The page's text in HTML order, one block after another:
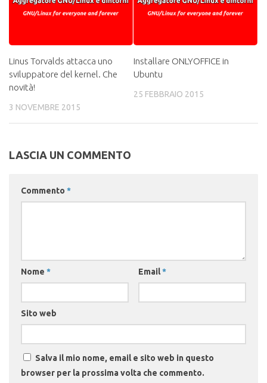
Linus Torvalds attacca uno
sviluppatore del kernel. Che
novità!
3 NOVEMBRE 2015
Installare ONLYOFFICE in
Ubuntu
25 FEBBRAIO 2015
LASCIA UN COMMENTO
Commento *
Nome * Email*
Sito web
Salva il mio nome, email e sito web in questo
browser per la prossima volta che commento.